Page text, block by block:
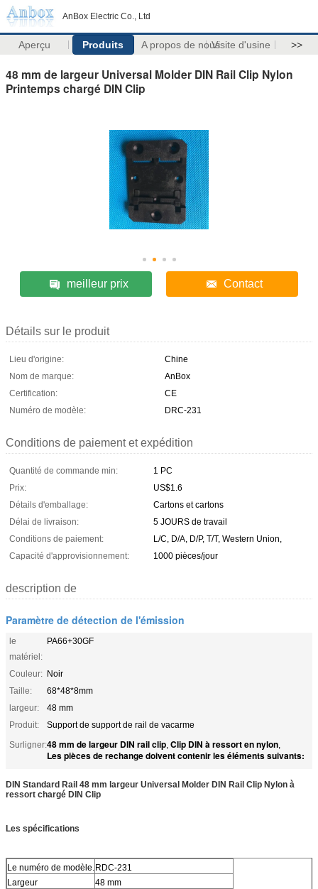
AnBox Electric Co., Ltd
Aperçu Produits A propos de nousVisite d'usine >>
48 mm de largeur Universal Molder DIN Rail Clip Nylon
Printemps chargé DIN Clip
meilleur prix Contact
Détails sur le produit
Lieu d'origine:
Chine
Nom de marque:
AnBox
Certification:
CE
Numéro de modèle:
DRC-231
Conditions de paiement et expédition
Quantité de commande min:
1 PC
Prix:
US$1.6
Détails d'emballage:
Cartons et cartons
Délai de livraison:
5 JOURS de travail
Conditions de paiement:
L/C, D/A, D/P, T/T, Western Union,
Capacité d'approvisionnement:
1000 pièces/jour
description de
Paramètre de détection de l'émission
le
matériel:
PA66+30GF
Couleur: Noir
Taille:
68*48*8mm
largeur:
48 mm
Produit:
Support de support de rail de vacarme
Surligner:48 mm de largeur DIN rail clip, Clip DIN à ressort en nylon,
Les pièces de rechange doivent contenir les éléments suivants:
DIN Standard Rail 48 mm largeur Universal Molder DIN Rail Clip Nylon à
ressort chargé DIN Clip
Les spécifications
Le numéro de modèle.RDC-231
Largeur
48 mm